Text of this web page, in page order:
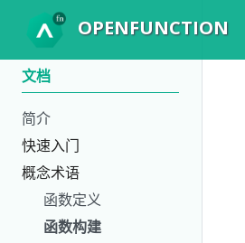
OPENFUNCTION
文档
简介
快速入门
概念术语
函数定义
函数构建